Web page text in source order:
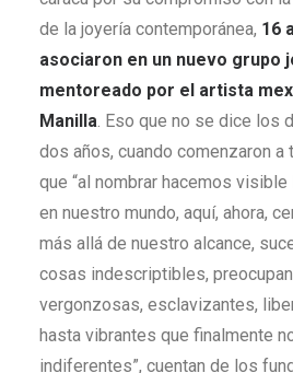
de la joyería contemporánea, 16
asociaron en un nuevo grupo
mentoreado por el artista
Manilla. Eso que no se dice los
dos años, cuando comenzaron a
que “al nombrar hacemos
en nuestro mundo, aquí, ahora,
más allá de nuestro alcance,
cosas indescriptibles,
vergonzosas, esclavizantes,
hasta vibrantes que finalmente
indiferentes”, cuentan de los